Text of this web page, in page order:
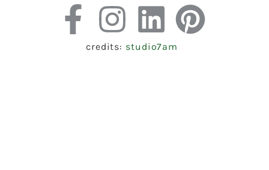
credits: studio7am